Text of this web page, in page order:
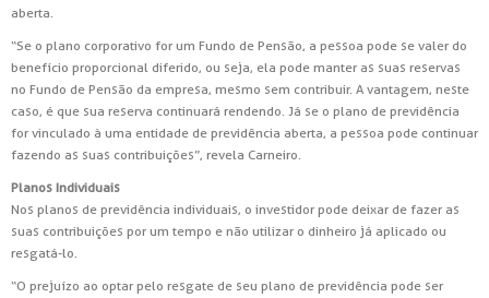
aberta.
“Se o plano corporativo for um Fundo de Pensão, a pessoa pode se valer do
benefício proporcional diferido, ou seja, ela pode manter as suas reservas
no Fundo de Pensão da empresa, mesmo sem contribuir. A vantagem, neste
caso, é que sua reserva continuará rendendo. Já se o plano de previdência
for vinculado à uma entidade de previdência aberta, a pessoa pode continuar
fazendo as suas contribuições”, revela Carneiro.
Planos Individuais
Nos planos de previdência individuais, o investidor pode deixar de fazer as
suas contribuições por um tempo e não utilizar o dinheiro já aplicado ou
resgatá-lo.
“O prejuízo ao optar pelo resgate de seu plano de previdência pode ser